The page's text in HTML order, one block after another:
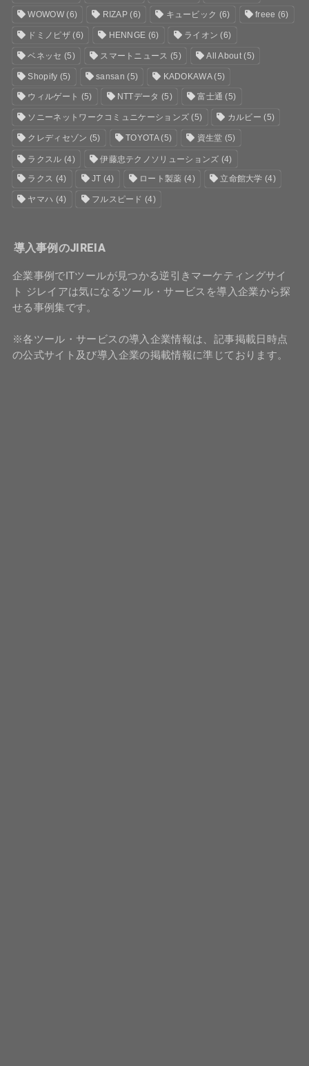
WOWOW(6) RIZAP (6) キュービック (6) freee (6)
ドミノピザ(6) HENNGE (6) ライオン (6)
ベネッセ (5) スマートニュース (5) All About(5)
Shopify (5) sansan (5) KADOKAWA(5)
ウィルゲート (5) NTTデータ (5) 富士通 (5)
ソニーネットワークコミュニケーションズ (5) カルビー (5)
クレディセゾン (5) TOYOTA(5) 資生堂 (5)
ラクスル (4) 伊藤忠テクノソリューションズ (4)
ラクス (4) JT (4) ロート製薬 (4) 立命館大学 (4)
ヤマハ (4) フルスピード (4)
導入事例のJIREIA
企業事例でITツールが見つかる逆引きマーケティングサイ
ト ジレイアは気になるツール・サービスを導入企業から探
せる事例集です。
※各ツール・サービスの導入企業情報は、記事掲載日時点
の公式サイト及び導入企業の掲載情報に準じております。